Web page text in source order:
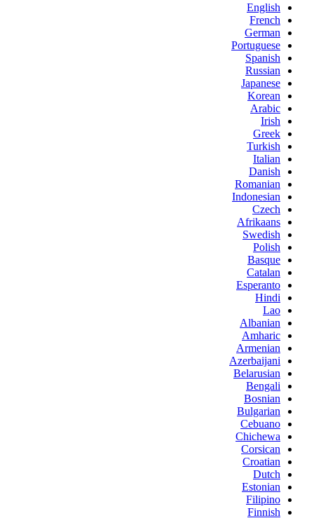
English
French
German
Portuguese
Spanish
Russian
Japanese
Korean
Arabic
Irish
Greek
Turkish
Italian
Danish
Romanian
Indonesian
Czech
Afrikaans
Swedish
Polish
Basque
Catalan
Esperanto
Hindi
Lao
Albanian
Amharic
Armenian
Azerbaijani
Belarusian
Bengali
Bosnian
Bulgarian
Cebuano
Chichewa
Corsican
Croatian
Dutch
Estonian
Filipino
Finnish